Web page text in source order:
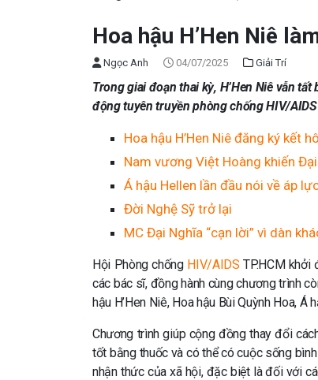
Hoa hậu H’Hen Niê
Ngọc Anh 04/07/2025 Giải Trí
Trong giai đoạn thai kỳ, H’Hen Niê vẫn
động tuyên truyền phòng chống HIV/AIDS
Hoa hậu H’Hen Niê đăng ký kết
Nam vương Việt Hoàng khiến
Á hậu Hellen lần đầu nói về áp
Đời Nghệ Sỹ trở lại
MC Đại Nghĩa “cạn lời” vì dàn
Hội Phòng chống HIV/AIDS TP.HCM khởi
các bác sĩ, đồng hành cùng chương trình
hậu H’Hen Niê, Hoa hậu Bùi Quỳnh Hoa, Á
Chương trình giúp cộng đồng thay đổi
tốt bằng thuốc và có thể có cuộc sống
nhận thức của xã hội, đặc biệt là đối với